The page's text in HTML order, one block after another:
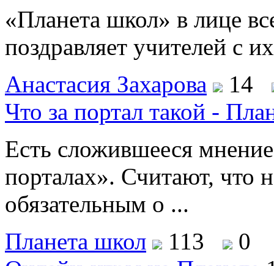
«Планета школ» в лице
поздравляет учителей с
Анастасия Захарова
14
Что за портал такой -
Есть сложившееся
порталах». Считают, что
обязательным о ...
Планета школ
113
0